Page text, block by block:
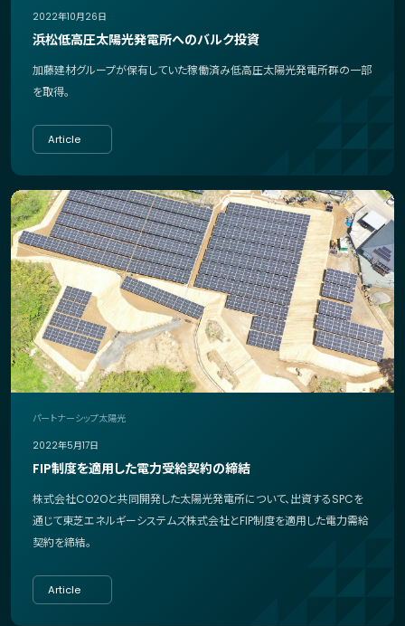
2022年10月26日
浜松低高圧太陽光発電所へのバルク投資
加藤建材グループが保有していた稼働済み低高圧太陽光発電所群の一部
を取得。
Article
パートナーシップ太陽光
2022年5月17日
FIP制度を適用した電力受給契約の締結
株式会社CO2Oと共同開発した太陽光発電所について、出資するSPCを
通じて東芝エネルギーシステムズ株式会社とFIP制度を適用した電力需給
契約を締結。
Article